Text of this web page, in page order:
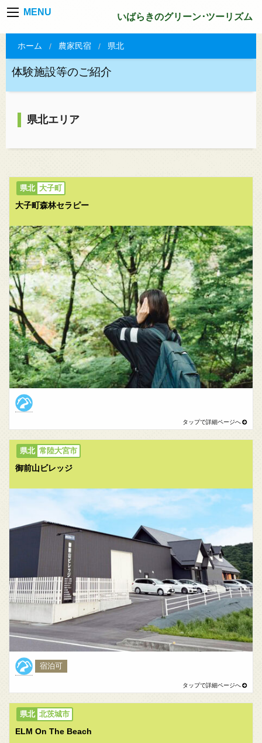
MENU いばらきのグリーン･ツーリズム
ホーム 農家民宿 県北
体験施設等のご紹介
県北エリア
大子町
大子町森林セラピー
常陸大宮市
御前山ビレッジ
宿泊可
北茨城市
ELM On The Beach